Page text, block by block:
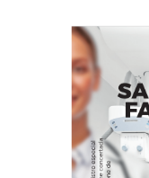
galería
imágenes